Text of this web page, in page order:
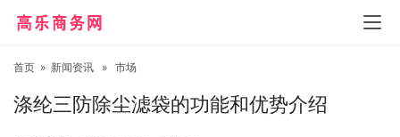
首页 » 新闻资讯 » 市场
涤纶三防除尘滤袋的功能和优势介绍